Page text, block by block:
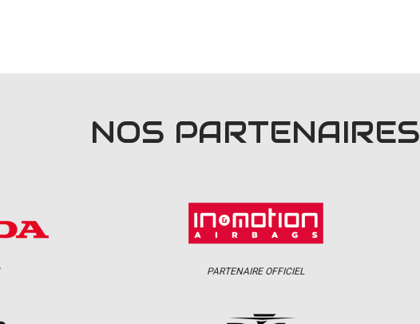
NOS PARTENAIRES
PARTENAIRE OFFICIEL